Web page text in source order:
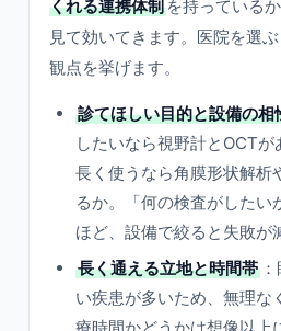
くれる連携体制 を持っている
見て効いてきます。医院を選
観点を挙げます。
診てほしい目的と設備の相
したいなら視野計とOCT
長く使うなら角膜形状解析
るか。「何の検査がしたい
ほど、設備で絞ると失敗が
長く通える立地と時間帯
い疾患が多いため、無理な